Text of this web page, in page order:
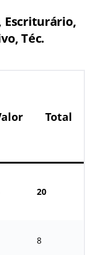
Escriturário,
Téc.
Total
20
8